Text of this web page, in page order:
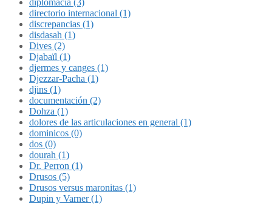
diplomacia (3)
directorio internacional (1)
discrepancias (1)
disdasah (1)
Dives (2)
Djabaïl (1)
djermes y canges (1)
Djezzar-Pacha (1)
djins (1)
documentación (2)
Dohza (1)
dolores de las articulaciones en general (1)
dominicos (0)
dos (0)
dourah (1)
Dr. Perron (1)
Drusos (5)
Drusos versus maronitas (1)
Dupin y Varner (1)